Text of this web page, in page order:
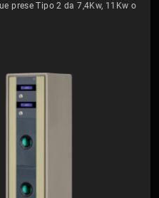
prese Tipo 2 da 7,4Kw, 11Kw o